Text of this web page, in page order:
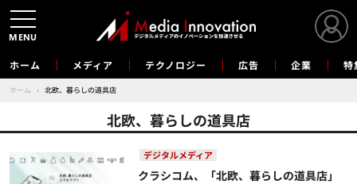
ホーム メディア テクノロジー 広告 企業 特
ホーム › 北欧、暮らしの道具店
北欧、暮らしの道具店
デジタルメディア
クラシコム、「北欧、暮らしの道具店」
MENU